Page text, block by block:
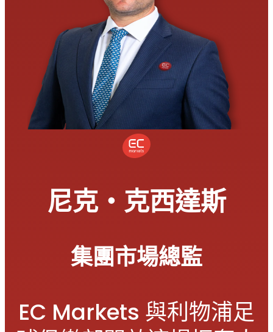
尼克・克西達斯
集團市場總監
EC Markets 與利物浦足